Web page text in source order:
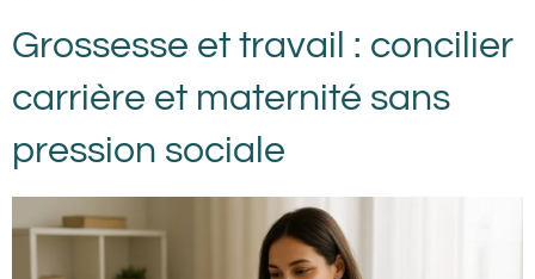
Grossesse et travail : concilier
carrière et maternité sans
pression sociale